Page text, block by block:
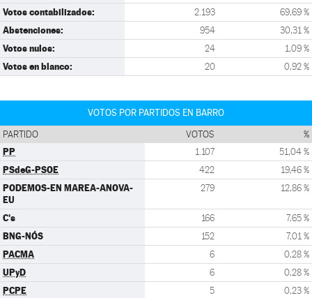
Votos contabilizados: 2.193 69,69 %
Abstenciones: 954 30,31 %
Votos nulos: 24 1,09 %
Votos en blanco: 20 0,92 %
VOTOS POR PARTIDOS EN BARRO
PARTIDO VOTOS %
PP 1.107 51,04 %
PSdeG-PSOE 422 19,46 %
PODEMOS-EN MAREA-ANOVA-
EU
279 12,86 %
C's 166 7,65 %
BNG-NÓS 152 7,01 %
PACMA 6 0,28 %
UPyD 6 0,28 %
PCPE 5 0,23 %